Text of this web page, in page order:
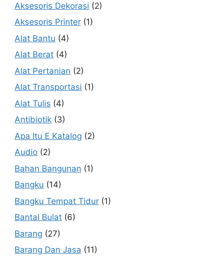
Aksesoris Dekorasi (2)
Aksesoris Printer (1)
Alat Bantu (4)
Alat Berat (4)
Alat Pertanian (2)
Alat Transportasi (1)
Alat Tulis (4)
Antibiotik (3)
Apa Itu E Katalog (2)
Audio (2)
Bahan Bangunan (1)
Bangku (14)
Bangku Tempat Tidur (1)
Bantal Bulat (6)
Barang (27)
Barang Dan Jasa (11)